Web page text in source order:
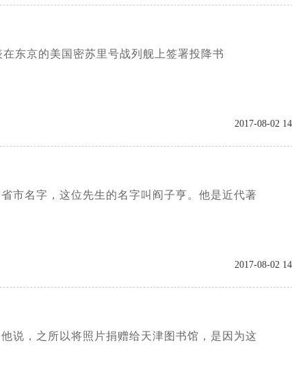
东京的美国密苏里号战列舰上签署投降书
2017-08-02
市名字，这位先生的名字叫阎子亨。他是近代著
2017-08-02
说，之所以将照片捐赠给天津图书馆，是因为这